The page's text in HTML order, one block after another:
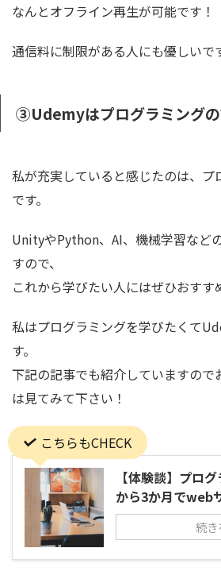
なんとオフライン再生が可能です！
通信料に制限がある人にも優しいで
③Udemyはプログラミングの
私が充実していると感じたのは、プ
です。
UnityやPython、AI、機械学習など
すので、
これから学びたい人にはぜひおすす
私はプログラミングを学びたくて
す。
下記の記事でも紹介していますので
は見てみて下さい！
こちらもCHECK
【体験談】プロ
から3か月でweb
続き